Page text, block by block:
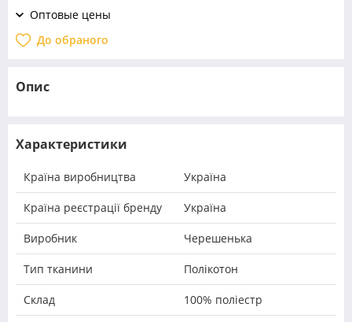
Оптовые цены
До обраного
Опис
Характеристики
Країна виробництва Україна
Країна реєстрації бренду Україна
Виробник Черешенька
Тип тканини Полікотон
Склад 100% поліестр